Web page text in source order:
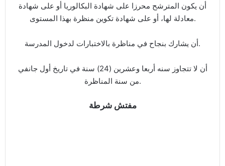
أن يكون المترشح محرزا على شهادة البكالوريا أو على شهادة
معادلة لها، أو على شهادة تكوين منظرة بهذا المستوى.
أن يشارك بنجاح في مناظرة بالاختبارات لدخول المدرسة.
أن لا تتجاوز سنه أربعا وعشرين (24) سنة في تاريخ أول جانفي
من سنة المناظرة.
مفتش شرطة